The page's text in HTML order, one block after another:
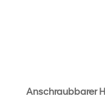
Anschraubbarer